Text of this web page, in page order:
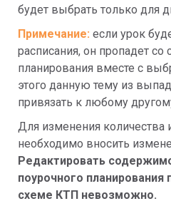
будет выбрать только для
Примечание: если урок
расписания, он пропадет со
планирования вместе с
этого данную тему из
привязать к любому
Для изменения количества
Редактировать
поурочного планирования
схеме КТП невозможно.